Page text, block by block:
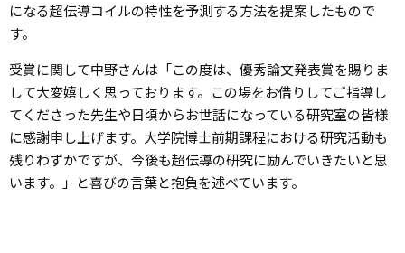
になる超伝導コイルの特性を予測する方法を提案したもので
す。
受賞に関して中野さんは「この度は、優秀論文発表賞を賜りま
して大変嬉しく思っております。この場をお借りしてご指導し
てくださった先生や日頃からお世話になっている研究室の皆様
に感謝申し上げます。大学院博士前期課程における研究活動も
残りわずかですが、今後も超伝導の研究に励んでいきたいと思
います。」と喜びの言葉と抱負を述べています。